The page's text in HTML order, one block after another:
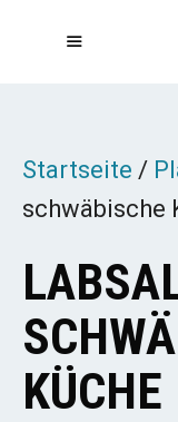
Startseite /
schwäbische
KÜCHE